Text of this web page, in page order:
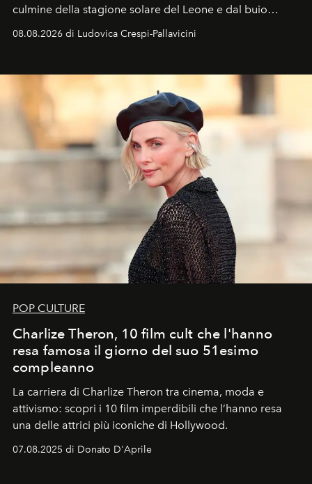
culmine della stagione solare del Leone e dal buio
favorevole della Luna nuova in Leone del 12 agosto,
ideale per la notte delle Perseidi.
08.08.2026 di Ludovica Crespi-Pallavicini
POP CULTURE
Charlize Theron, 10 film cult che l'hanno
resa famosa il giorno del suo 51esimo
compleanno
La carriera di Charlize Theron tra cinema, moda e
attivismo: scopri i 10 film imperdibili che l’hanno resa
una delle attrici più iconiche di Hollywood.
07.08.2025 di Donato D'Aprile